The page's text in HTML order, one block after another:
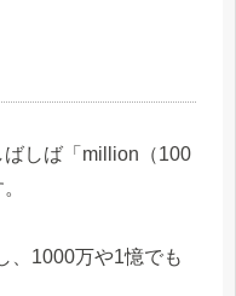
しば「million（100
、1000万や1憶でも